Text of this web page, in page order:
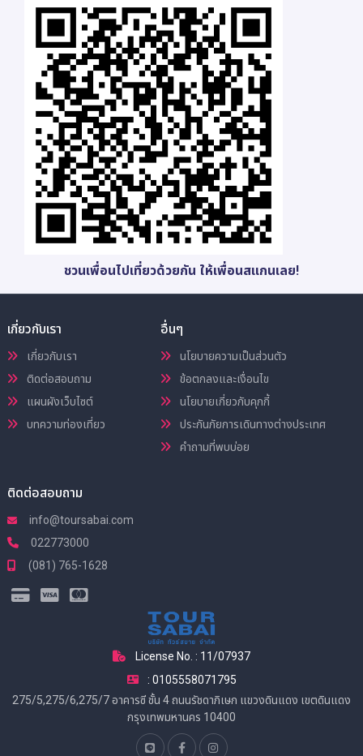
ชวนเพื่อนไปเที่ยวด้วยกัน ให้เพื่อนสแกนเลย!
เกี่ยวกับเรา
เกี่ยวกับเรา
ติดต่อสอบถาม
แผนผังเว็บไซต์
บทความท่องเที่ยว
อื่นๆ
นโยบายความเป็นส่วนตัว
ข้อตกลงและเงื่อนไข
นโยบายเกี่ยวกับคุกกี้
ประกันภัยการเดินทางต่างประเทศ
คำถามที่พบบ่อย
ติดต่อสอบถาม
info@toursabai.com
022773000
(081) 765-1628
License No. : 11/07937
: 0105558071795
275/5,275/6,275/7 อาคารซี ชั้น 4 ถนนรัชดาภิเษก แขวงดินแดง เขตดินแดง
กรุงเทพมหานคร 10400